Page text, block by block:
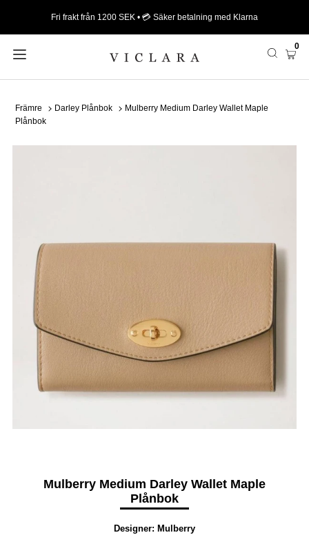
Fri frakt från 1200 SEK • 💳 Säker betalning med Klarna
0
Främre Darley Plånbok
Mulberry Medium Darley Wallet Maple
Plånbok
Mulberry Medium Darley Wallet Maple
Plånbok
Designer: Mulberry